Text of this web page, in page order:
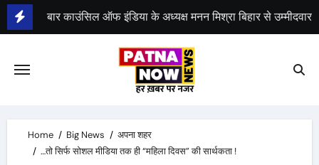
Skip
to
भीम सेना का भारत बंद, राजद का बंद को समर्थन
Home Big News
अपना शहर
…तो सिर्फ सोशल मीडिया तक ही “महिला दिवस” की सार्थकता !